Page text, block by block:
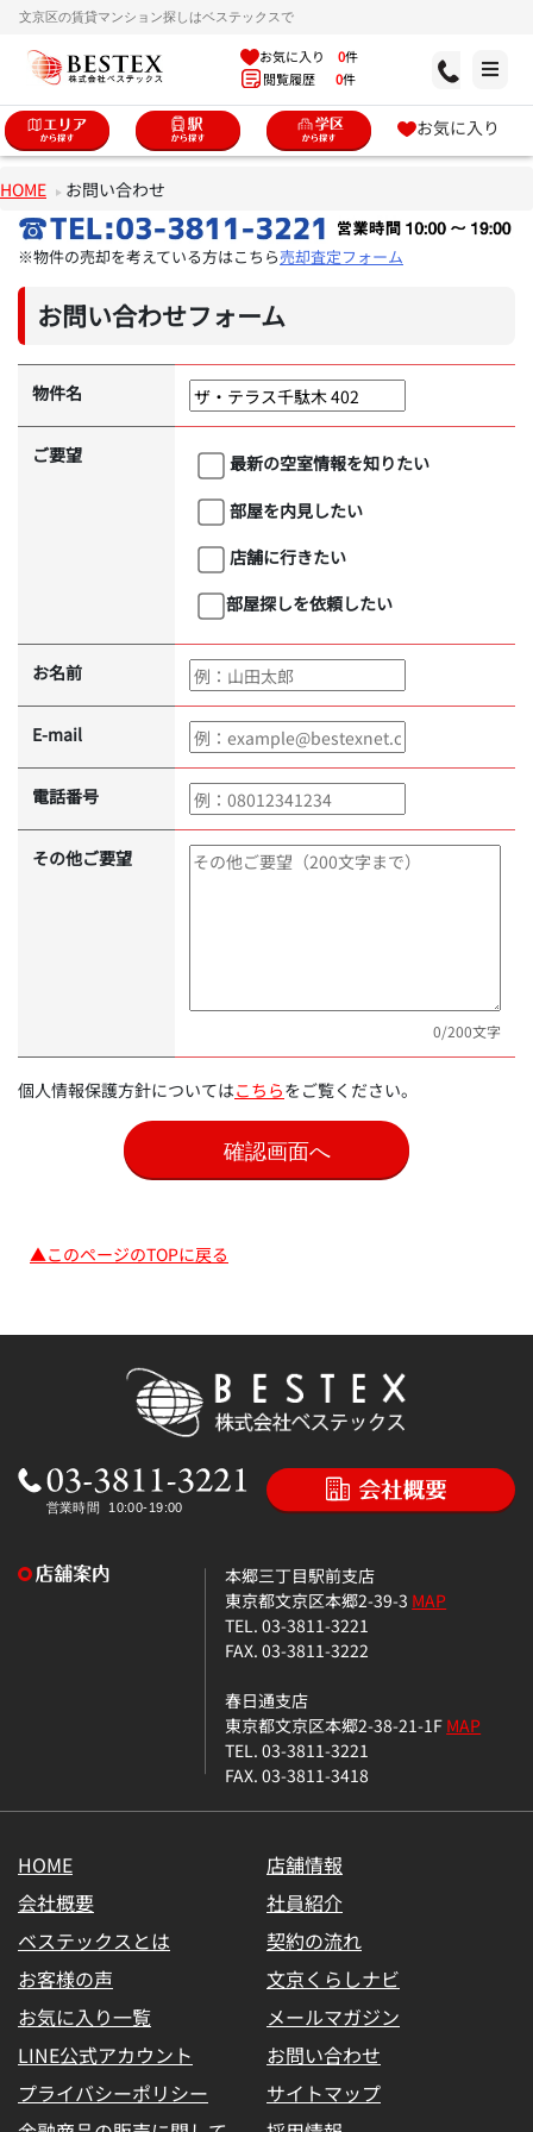
文京区の賃貸マンション探しはベステックスで
お気に入り 0件
閲覧履歴 0件
お気に入り
HOME お問い合わせ
※物件の売却を考えている方はこちら売却査定フォーム
お問い合わせフォーム
物件名
ご要望
最新の空室情報を知りたい
部屋を内見したい
店舗に行きたい
部屋探しを依頼したい
お名前
E-mail
電話番号
その他ご要望
0/200文字
個人情報保護方針についてはこちらをご覧ください。
▲このページのTOPに戻る
本郷三丁目駅前支店
東京都文京区本郷2-39-3 MAP
TEL. 03-3811-3221
FAX. 03-3811-3222
春日通支店
東京都文京区本郷2-38-21-1FMAP
TEL. 03-3811-3221
FAX. 03-3811-3418
HOME
店舗情報
会社概要
社員紹介
ベステックスとは
契約の流れ
お客様の声
文京くらしナビ
お気に入り一覧
メールマガジン
LINE公式アカウント
お問い合わせ
プライバシーポリシー
サイトマップ